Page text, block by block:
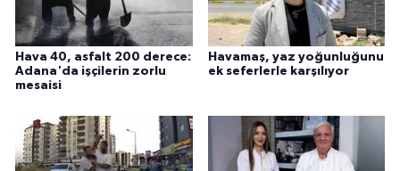
Hava 40, asfalt 200 derece:
Adana'da işçilerin zorlu
mesaisi
Havamaş, yaz yoğunluğunu
ek seferlerle karşılıyor